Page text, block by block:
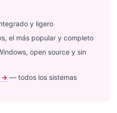
y ligero
el más popular y completo
open source y sin
→ — todos los sistemas